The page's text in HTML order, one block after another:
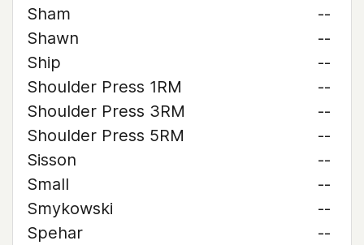
Sham
--
Shawn
--
Ship
--
Shoulder Press 1RM
--
Shoulder Press 3RM
--
Shoulder Press 5RM
--
Sisson
--
Small
--
Smykowski
--
Spehar
--